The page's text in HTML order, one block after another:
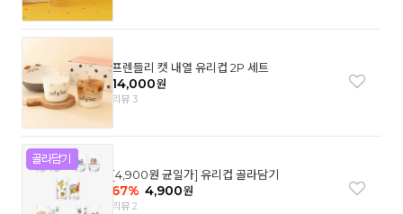
프렌들리 캣 내열 유리컵 2P 세트
14,000원
리뷰 3
[4,900원 균일가] 유리컵 골라담기
67% 4,900원
리뷰 2